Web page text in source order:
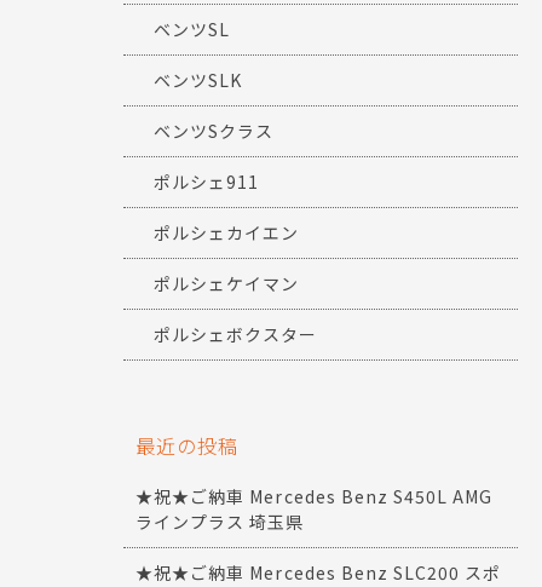
ベンツSL
ベンツSLK
ベンツSクラス
ポルシェ911
ポルシェカイエン
ポルシェケイマン
ポルシェボクスター
最近の投稿
★祝★ご納車 Mercedes Benz S450L AMG
ラインプラス 埼玉県
★祝★ご納車 Mercedes Benz SLC200 スポ